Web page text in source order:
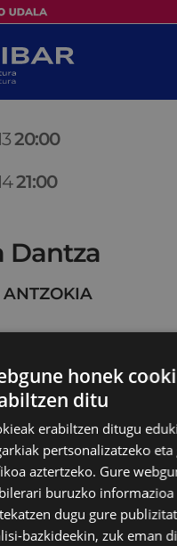
20:00
21:00
Dantza
ANTZOKIA
honek
ditu
erabiltzen ditugu
pertsonalizatzeko eta
aztertzeko. Gure
buruzko informazioa
dugu gure
bazkideekin, zuk eman